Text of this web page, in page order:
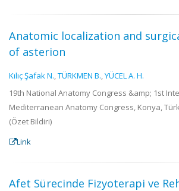
Anatomic localization and
of asterion
Kılıç Şafak N.,TÜRKMEN B.,YÜCEL A. H.
19th National Anatomy Congress &amp; 1st
Mediterranean Anatomy Congress, Konya,
(Özet Bildiri)
Link
Afet Sürecinde Fizyoterapi ve